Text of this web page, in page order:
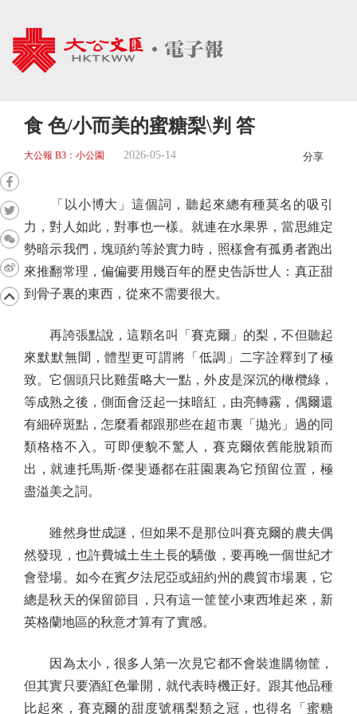
食 色/小而美的蜜糖梨\判 答
大公報 B3：小公園 2026-05-14 分享
「以小博大」這個詞，聽起來總有種莫名的吸引
力，對人如此，對事也一樣。就連在水果界，當思維定
勢暗示我們，塊頭約等於實力時，照樣會有孤勇者跑出
來推翻常理，偏偏要用幾百年的歷史告訴世人：真正甜
到骨子裏的東西，從來不需要很大。
再誇張點說，這顆名叫「賽克爾」的梨，不但聽起
來默默無聞，體型更可謂將「低調」二字詮釋到了極
致。它個頭只比雞蛋略大一點，外皮是深沉的橄欖綠，
等成熟之後，側面會泛起一抹暗紅，由亮轉霧，偶爾還
有細碎斑點，怎麼看都跟那些在超市裏「拋光」過的同
類格格不入。可即便貌不驚人，賽克爾依舊能脫穎而
出，就連托馬斯·傑斐遜都在莊園裏為它預留位置，極
盡溢美之詞。
雖然身世成謎，但如果不是那位叫賽克爾的農夫偶
然發現，也許費城土生土長的驕傲，要再晚一個世紀才
會登場。如今在賓夕法尼亞或紐約州的農貿市場裏，它
總是秋天的保留節目，只有這一筐筐小東西堆起來，新
英格蘭地區的秋意才算有了實感。
因為太小，很多人第一次見它都不會裝進購物筐，
但其實只要酒紅色暈開，就代表時機正好。跟其他品種
比起來，賽克爾的甜度號稱梨類之冠，也得名「蜜糖